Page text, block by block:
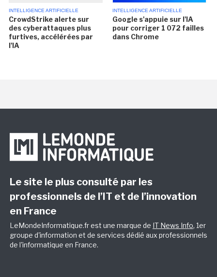
INTELLIGENCE ARTIFICIELLE
CrowdStrike alerte sur
des cyberattaques plus
furtives, accélérées par
l'IA
INTELLIGENCE ARTIFICIELLE
Google s'appuie sur l'IA
pour corriger 1 072 failles
dans Chrome
Le site le plus consulté par les
professionnels de l’IT et de l’innovation
en France
LeMondeInformatique.fr est une marque de IT News Info, 1er
groupe d'information et de services dédié aux professionnels
de l'informatique en France.